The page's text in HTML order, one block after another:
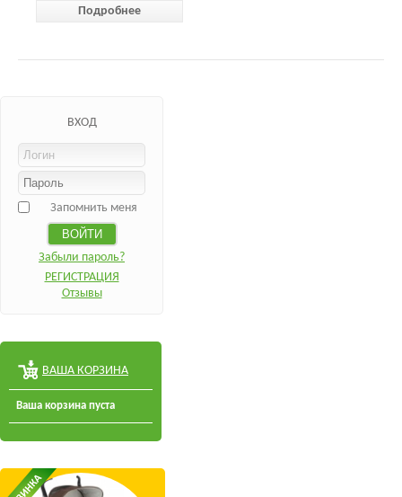
Подробнее
ВХОД
Запомнить меня
Забыли пароль?
РЕГИСТРАЦИЯ
Отзывы
ВАША КОРЗИНА
Ваша корзина пуста